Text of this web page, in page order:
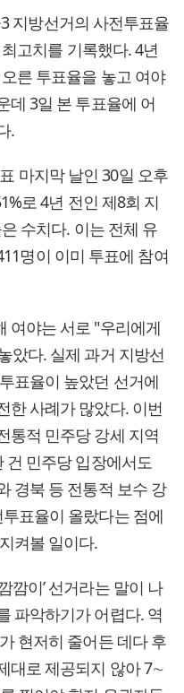
지방선거의 사전투표율
고치를 기록했다. 4년
른 투표율을 놓고 여야
데 3일 본 투표율에 어
.
마지막 날인 30일 오후
로 4년 전인 제8회 지
수치다. 이는 전체 유
명이 이미 투표에 참여
여야는 서로 "우리에게
았다. 실제 과거 지방선
표율이 높았던 선거에
한 사례가 많았다. 이번
통적 민주당 강세 지역
건 민주당 입장에서도
경북 등 전통적 보수 강
표율이 올랐다는 점에
켜볼 일이다.
깜이’ 선거라는 말이 나
파악하기가 어렵다. 역
현저히 줄어든 데다 후
대로 제공되지 않아 7∼